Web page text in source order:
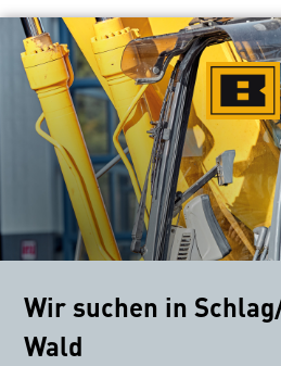
Wir suchen in
Wald